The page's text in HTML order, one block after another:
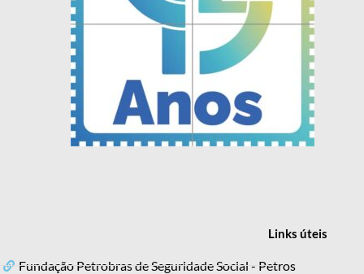
Linksúteis
Fundação Petrobras de Seguridade Social - Petros